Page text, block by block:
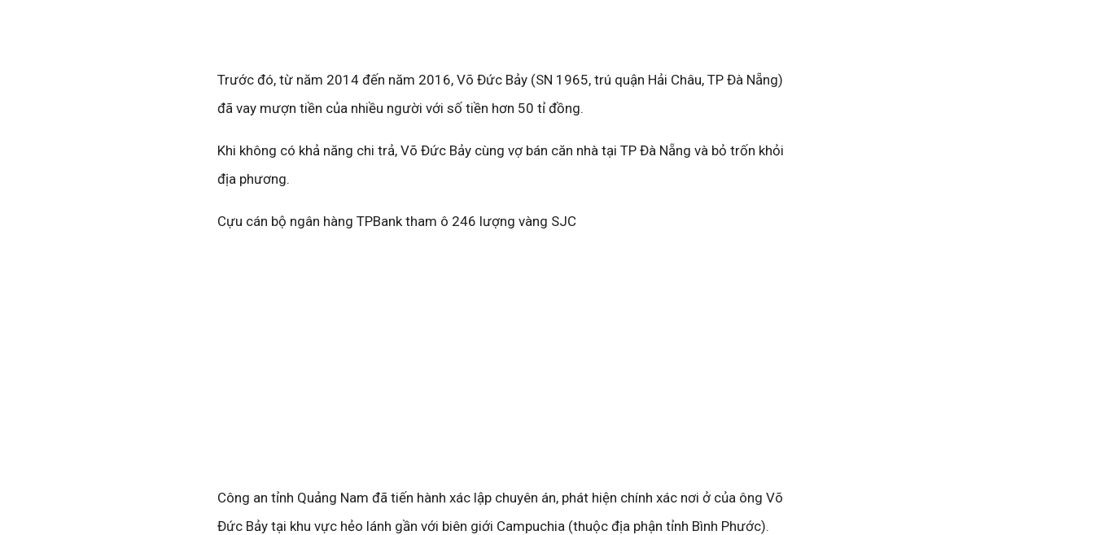
Trước đó, từ năm 2014 đến năm 2016, Võ Đức Bảy (SN 1965, trú quận Hải Châu, TP Đà Nẵng)
đã vay mượn tiền của nhiều người với số tiền hơn 50 tỉ đồng.
Khi không có khả năng chi trả, Võ Đức Bảy cùng vợ bán căn nhà tại TP Đà Nẵng và bỏ trốn khỏi
địa phương.
Cựu cán bộ ngân hàng TPBank tham ô 246 lượng vàng SJC
Công an tỉnh Quảng Nam đã tiến hành xác lập chuyên án, phát hiện chính xác nơi ở của ông Võ
Đức Bảy tại khu vực hẻo lánh gần với biên giới Campuchia (thuộc địa phận tỉnh Bình Phước).